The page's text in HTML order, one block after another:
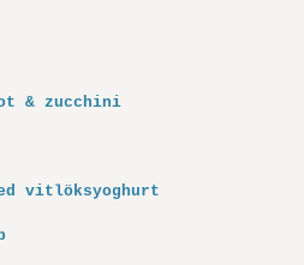
& zucchini
vitlöksyoghurt